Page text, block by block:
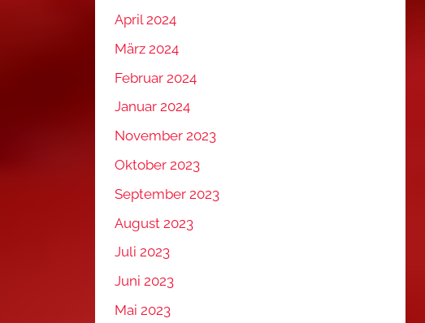
April 2024
März 2024
Februar 2024
Januar 2024
November 2023
Oktober 2023
September 2023
August 2023
Juli 2023
Juni 2023
Mai 2023